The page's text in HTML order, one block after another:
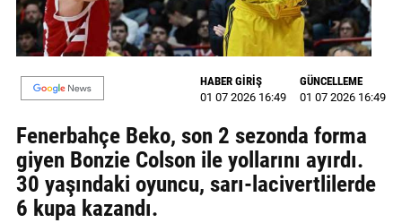
VİDEO
BİZE
Künye
İletişim
HABER GİRİŞ
01 07 2026 16:49
GÜNCELLEME
01 07 2026 16:49
Fenerbahçe Beko, son 2 sezonda forma
giyen Bonzie Colson ile yollarını ayırdı.
30 yaşındaki oyuncu, sarı-lacivertlilerde
6 kupa kazandı.